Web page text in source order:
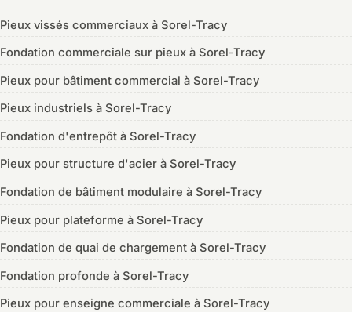
Pieux vissés commerciaux à Sorel-Tracy
Fondation commerciale sur pieux à Sorel-Tracy
Pieux pour bâtiment commercial à Sorel-Tracy
Pieux industriels à Sorel-Tracy
Fondation d'entrepôt à Sorel-Tracy
Pieux pour structure d'acier à Sorel-Tracy
Fondation de bâtiment modulaire à Sorel-Tracy
Pieux pour plateforme à Sorel-Tracy
Fondation de quai de chargement à Sorel-Tracy
Fondation profonde à Sorel-Tracy
Pieux pour enseigne commerciale à Sorel-Tracy